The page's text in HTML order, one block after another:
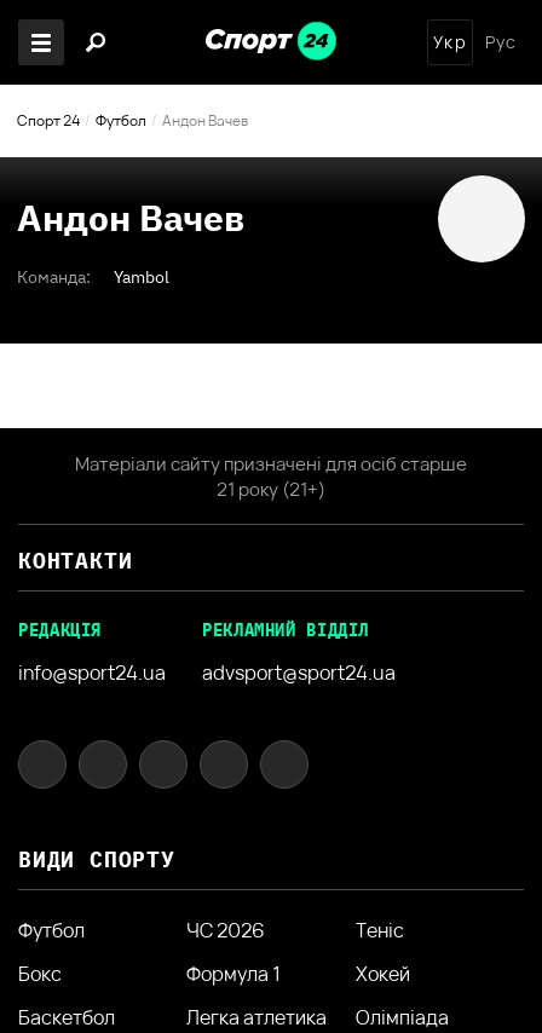
Укр Рус
Спорт 24 Футбол Андон Вачев
Андон Вачев
Команда: Yambol
Матеріали сайту призначені для осіб старше
21 року (21+)
КОНТАКТИ
РЕДАКЦІЯ
info@sport24.ua
РЕКЛАМНИЙ ВІДДІЛ
advsport@sport24.ua
ВИДИ СПОРТУ
Футбол ЧС 2026
Теніс
Бокс
Формула 1
Хокей
Баскетбол
Легка атлетика
Олімпіада